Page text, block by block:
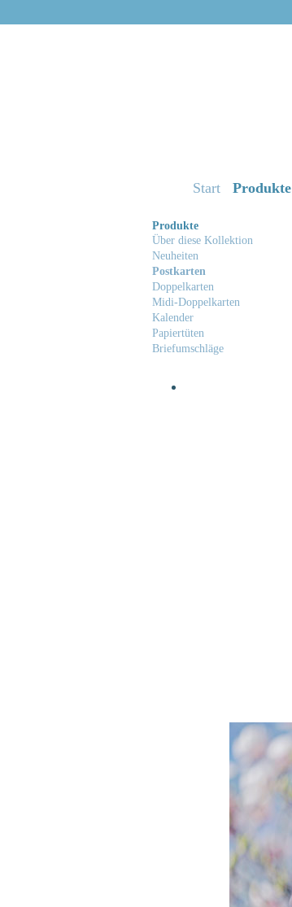
Start Produkte
Produkte
Über diese Kollektion
Neuheiten
Postkarten
Doppelkarten
Midi-Doppelkarten
Kalender
Papiertüten
Briefumschläge